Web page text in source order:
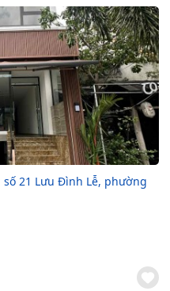
21 Lưu Đình Lễ, phường